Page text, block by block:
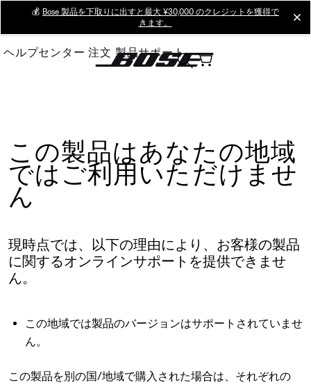
Main
💰 Bose 製品を下取りに出すと最大 ¥30,000 のクレジットを獲得で
きます。
ヘルプセンター 注文 製品サポート
この製品はあなたの地域
ではご利用いただけませ
ん
現時点では、以下の理由により、お客様の製品
に関するオンラインサポートを提供できませ
ん。
この地域では製品のバージョンはサポートされていませ
ん。
この製品を別の国/地域で購入された場合は、それぞれの